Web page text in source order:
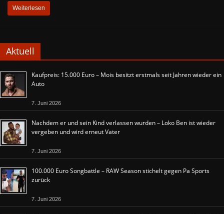
Weiterlesen
Aktuell
Kaufpreis: 15.000 Euro – Mois besitzt erstmals seit Jahren wieder ein
Auto
7. Juni 2026
Nachdem er und sein Kind verlassen wurden – Loko Ben ist wieder
vergeben und wird erneut Vater
7. Juni 2026
100.000 Euro Songbattle – RAW Season stichelt gegen Pa Sports
zurück
7. Juni 2026